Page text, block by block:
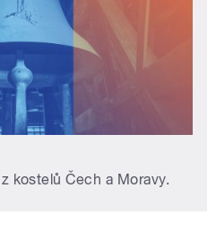
kostelů Čech a Moravy.